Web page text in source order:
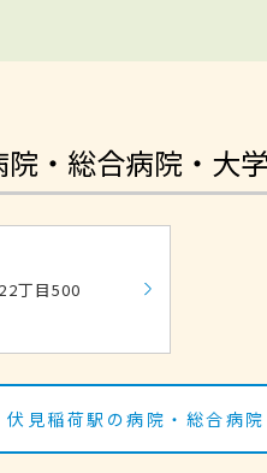
・総合病院・大
丁目500
伏見稲荷駅の病院・総合病